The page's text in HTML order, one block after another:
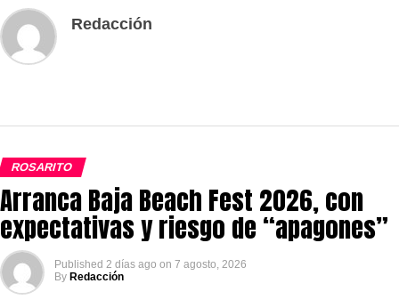
Redacción
ROSARITO
Arranca Baja Beach Fest 2026, con
expectativas y riesgo de “apagones”
Published 2 días ago on 7 agosto, 2026
By Redacción